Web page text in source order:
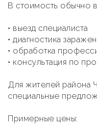
В стоимость обычно
• выезд специалиста
• диагностика
• обработка
• консультация по
Для жителей района
специальные
Примерные цены: